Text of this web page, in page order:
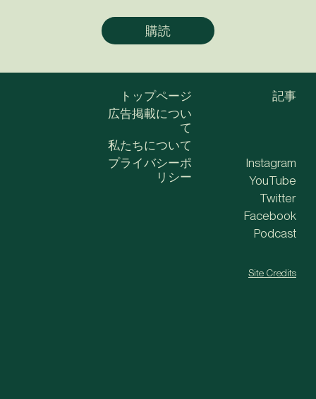
トップページ
広告掲載につい
て
私たちについて
記事
プライバシーポ
リシー
Instagram
YouTube
Twitter
Facebook
Podcast
Site Credits